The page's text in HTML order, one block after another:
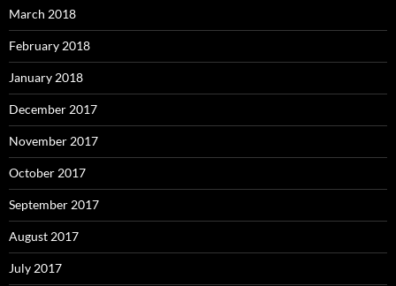
March 2018
February 2018
January 2018
December 2017
November 2017
October 2017
September 2017
August 2017
July 2017